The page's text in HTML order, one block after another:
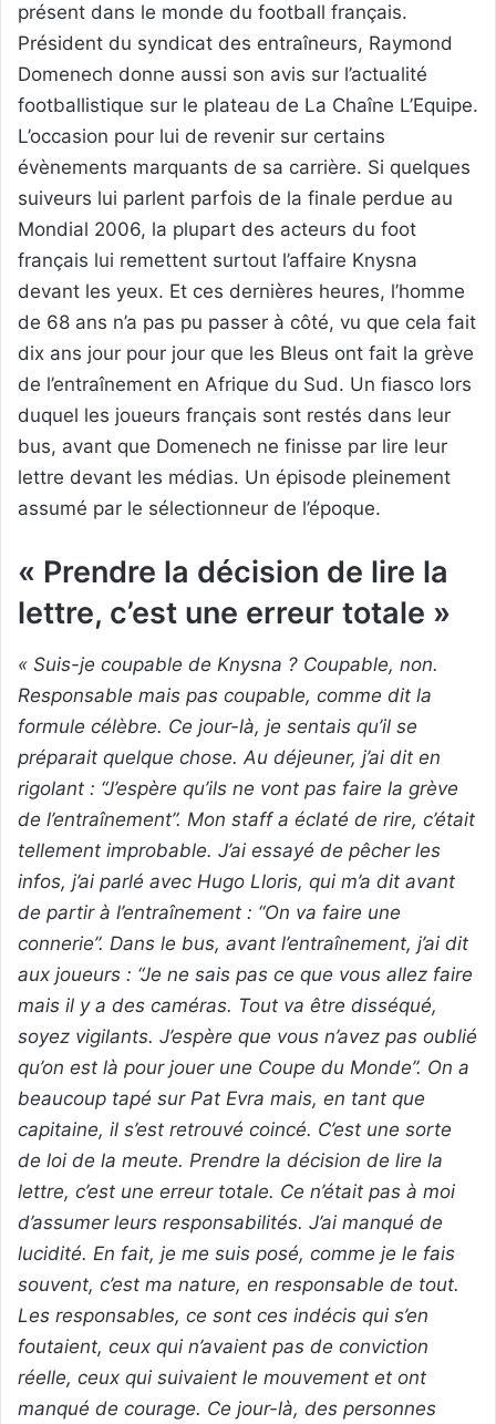
présent dans le monde du football français.
Président du syndicat des entraîneurs, Raymond
Domenech donne aussi son avis sur l’actualité
footballistique sur le plateau de La Chaîne L’Equipe.
L’occasion pour lui de revenir sur certains
évènements marquants de sa carrière. Si quelques
suiveurs lui parlent parfois de la finale perdue au
Mondial 2006, la plupart des acteurs du foot
français lui remettent surtout l’affaire Knysna
devant les yeux. Et ces dernières heures, l’homme
de 68 ans n’a pas pu passer à côté, vu que cela fait
dix ans jour pour jour que les Bleus ont fait la grève
de l’entraînement en Afrique du Sud. Un fiasco lors
duquel les joueurs français sont restés dans leur
bus, avant que Domenech ne finisse par lire leur
lettre devant les médias. Un épisode pleinement
assumé par le sélectionneur de l’époque.
« Prendre la décision de lire la
lettre, c’est une erreur totale »
« Suis-je coupable de Knysna ? Coupable, non.
Responsable mais pas coupable, comme dit la
formule célèbre. Ce jour-là, je sentais qu’il se
préparait quelque chose. Au déjeuner, j’ai dit en
rigolant : “J’espère qu’ils ne vont pas faire la grève
de l’entraînement”. Mon staff a éclaté de rire, c’était
tellement improbable. J’ai essayé de pêcher les
infos, j’ai parlé avec Hugo Lloris, qui m’a dit avant
de partir à l’entraînement : “On va faire une
connerie”. Dans le bus, avant l’entraînement, j’ai dit
aux joueurs : “Je ne sais pas ce que vous allez faire
mais il y a des caméras. Tout va être disséqué,
soyez vigilants. J’espère que vous n’avez pas oublié
qu’on est là pour jouer une Coupe du Monde”. On a
beaucoup tapé sur Pat Evra mais, en tant que
capitaine, il s’est retrouvé coincé. C’est une sorte
de loi de la meute. Prendre la décision de lire la
lettre, c’est une erreur totale. Ce n’était pas à moi
d’assumer leurs responsabilités. J’ai manqué de
lucidité. En fait, je me suis posé, comme je le fais
souvent, c’est ma nature, en responsable de tout.
Les responsables, ce sont ces indécis qui s’en
foutaient, ceux qui n’avaient pas de conviction
réelle, ceux qui suivaient le mouvement et ont
manqué de courage. Ce jour-là, des personnes